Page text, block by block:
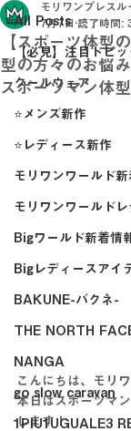
All Posts
【必見】注目トピッ
クールウェア
⭐メンズ新作
⭐レディース新作
モリワンワールド
モリワンワールド
Bigワールド新着情
Bigレディースアイ
BAKUNE-バクネ-
THE NORTH
NANGA
go slow caravan
1PIU1UGUALE3
【スポーツ体型
型の方々のお悩
スポーツマン体
モリワンプレスル
7月7日 読了時間:
こんにちは、モリ
本日はスポーツマ
します！